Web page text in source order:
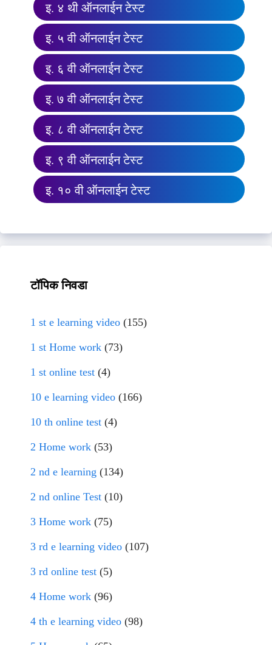
इ. ४ थी ऑनलाईन टेस्ट
इ. ५ वी ऑनलाईन टेस्ट
इ. ६ वी ऑनलाईन टेस्ट
इ. ७ वी ऑनलाईन टेस्ट
इ. ८ वी ऑनलाईन टेस्ट
इ. ९ वी ऑनलाईन टेस्ट
इ. १० वी ऑनलाईन टेस्ट
टॉपिक निवडा
1 st e learning video (155)
1 st Home work (73)
1 st online test (4)
10 e learning video (166)
10 th online test (4)
2 Home work (53)
2 nd e learning (134)
2 nd online Test (10)
3 Home work (75)
3 rd e learning video (107)
3 rd online test (5)
4 Home work (96)
4 th e learning video (98)